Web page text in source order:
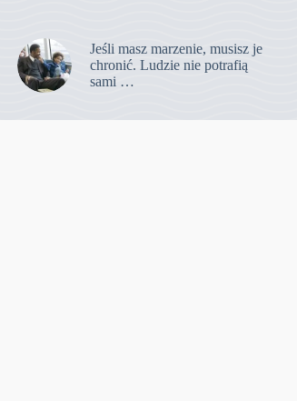
Jeśli masz marzenie, musisz je
chronić. Ludzie nie potrafią
sami …